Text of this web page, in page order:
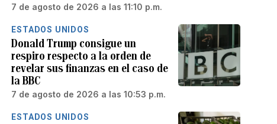
7 de agosto de 2026 a las 11:10 p.m.
ESTADOS UNIDOS
Donald Trump consigue un
respiro respecto a la orden de
revelar sus finanzas en el caso de
la BBC
7 de agosto de 2026 a las 10:53 p.m.
ESTADOS UNIDOS